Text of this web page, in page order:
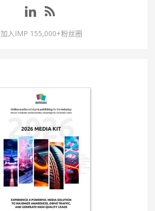
加入IMP 155,000+粉丝圈